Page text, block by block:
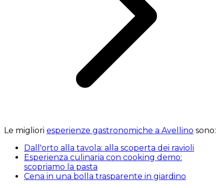
Le migliori esperienze gastronomiche a Avellino sono:
Dall'orto alla tavola: alla scoperta dei ravioli
Esperienza culinaria con cooking demo:
scopriamo la pasta
Cena in una bolla trasparente in giardino